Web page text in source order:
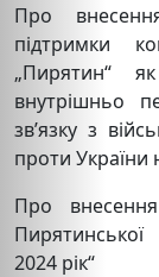
Про
підтримки
„Пирятин“
внутрішньо
зв’язку з
проти України
Про
2024 рік“